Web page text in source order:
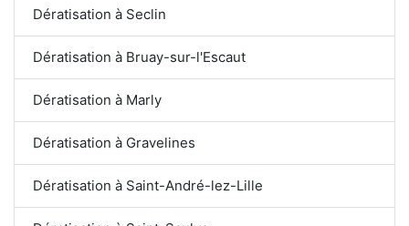
Dératisation à Seclin
Dératisation à Bruay-sur-l'Escaut
Dératisation à Marly
Dératisation à Gravelines
Dératisation à Saint-André-lez-Lille